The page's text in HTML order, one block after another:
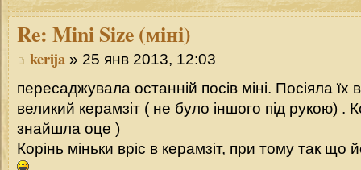
Re: Mini Size (міні)
kerija » 25 янв 2013, 12:03
пересаджувала останній посів міні. Посіяла їх
великий керамзіт ( не було іншого під рукою) .
знайшла оце )
Корінь міньки вріс в керамзіт, при тому так що